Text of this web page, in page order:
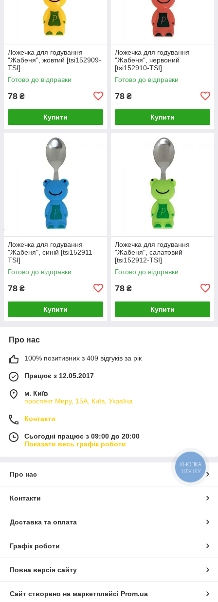
Ложечка для годування
"Жабеня", жовтий [tsi152909-
TSI]
Готово до відправки
78 ₴
Купити
Ложечка для годування
"Жабеня", червоний
[tsi152910-TSI]
Готово до відправки
78 ₴
Купити
Ложечка для годування
"Жабеня", синій [tsi152911-
TSI]
Готово до відправки
78 ₴
Купити
Ложечка для годування
"Жабеня", салатовий
[tsi152912-TSI]
Готово до відправки
78 ₴
Купити
Про нас
100% позитивних з 409 відгуків за рік
Працює з 12.05.2017
м. Київ
проспект Миру, 15А, Київ, Україна
Контакти
Сьогодні працює з 09:00 до 20:00
Показати весь графік роботи
Про нас
Контакти
Доставка та оплата
Графік роботи
Повна версія сайту
Сайт створено на маркетплейсі Prom.ua
КНОПКА
ЗВ'ЯЗКУ